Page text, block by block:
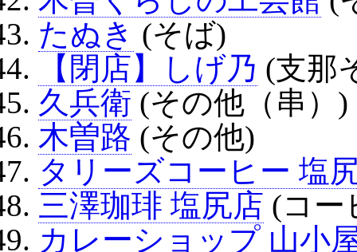
たぬき (そば)
【閉店】しげ乃 (支那
久兵衛 (その他（串）)
木曽路 (その他)
タリーズコーヒー 塩
三澤珈琲 塩尻店 (コー
カレーショップ 山小